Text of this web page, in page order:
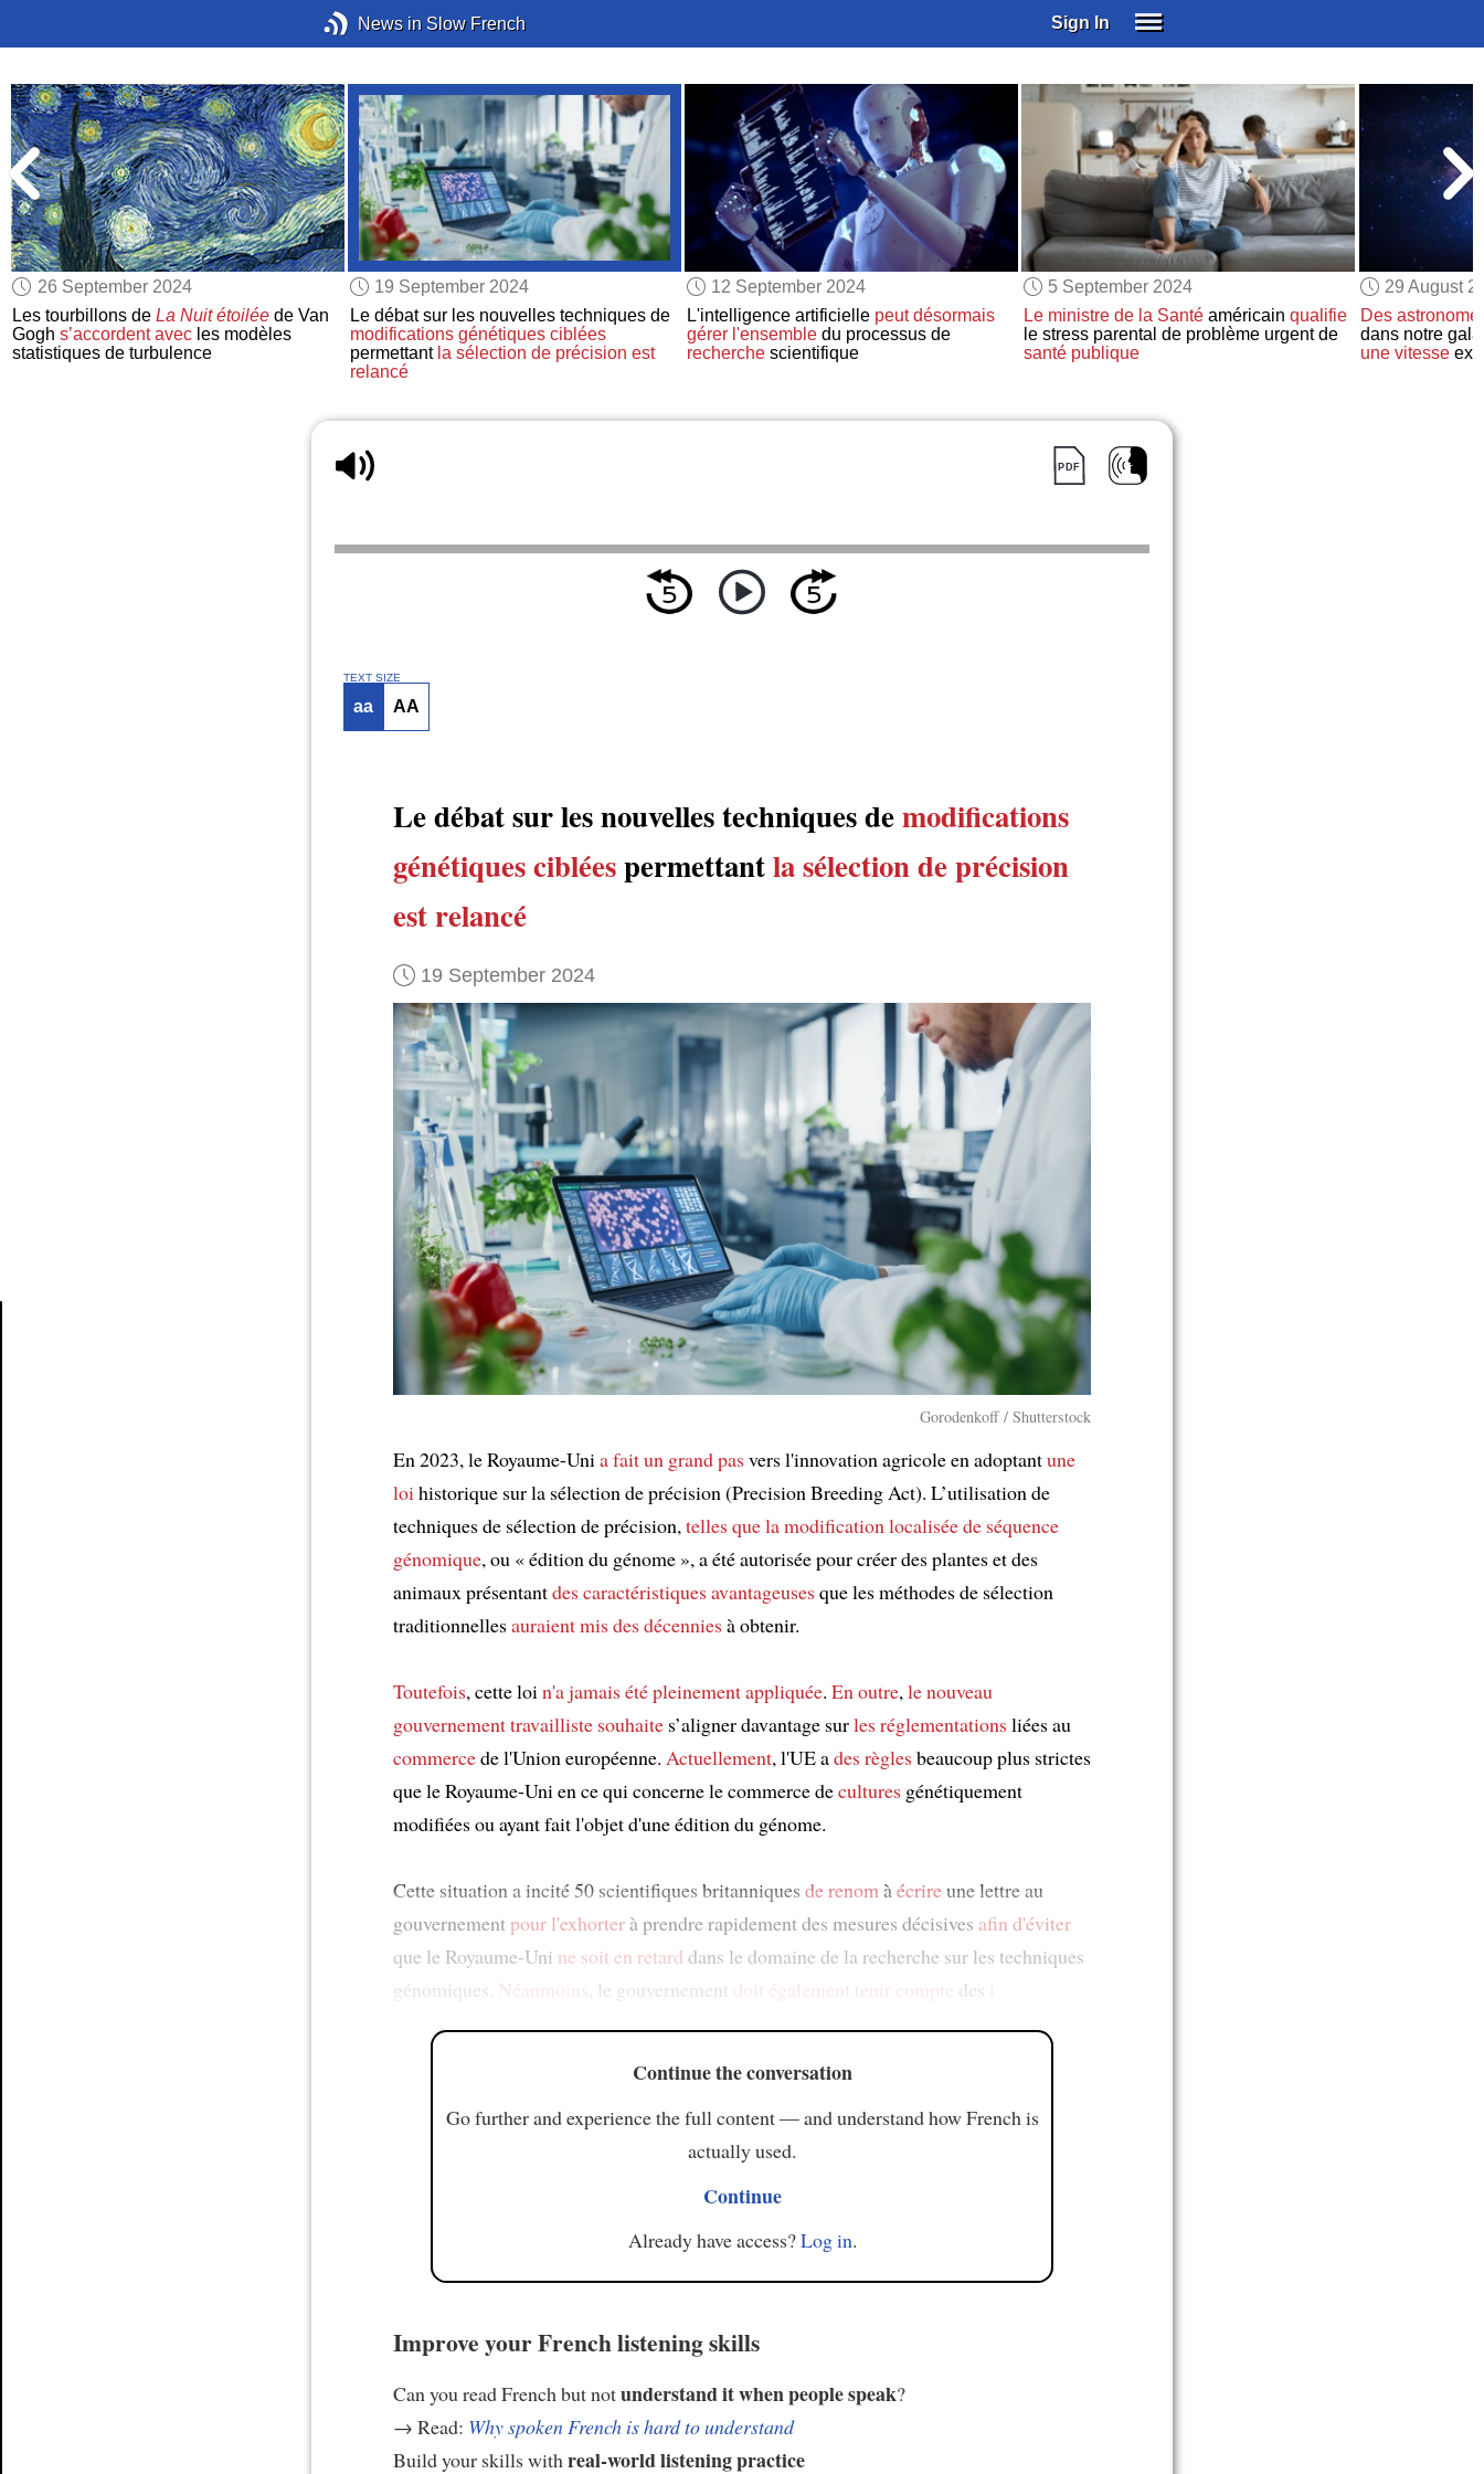
News in Slow French Sign In
SUBSCRIBE
EDUCATIONAL LICENSES
GIFT CARDS
OTHER LANGUAGES
ABOUT US
ALEXA
ADJUST COLORS
26 September 2024
Les tourbillons deLa Nuit étoilée de Van
Goghs’accordent avec les modèles
statistiques de turbulence
19 September 2024
Le débat sur les nouvelles techniques de
modifications génétiques ciblées
permettant la sélection de précision est
relancé
12 September 2024
L'intelligence artificielle peut désormais
gérer l'ensembledu processus de
recherchescientifique
5 September 2024
Le ministre de la Santéaméricain qualifie
le stress parental de problème urgent de
santé publique
29 August
Des
dans notre
une vitesse
TEXT SIZE
aa AA
Le débat sur les nouvelles techniques demodifications
génétiques cibléespermettantla sélection de précision
est relancé
19 September 2024
Gorodenkoff / Shutterstock
En 2023, le Royaume-Unia fait un grand pasvers l'innovation agricole en adoptantune
loihistorique sur la sélection de précision (Precision Breeding Act). L’utilisation de
techniques de sélection de précision,telles quela modification localisée de séquence
génomique, ou « édition du génome », a été autorisée pour créer des plantes et des
animaux présentantdes caractéristiques avantageusesque les méthodes de sélection
traditionnellesauraient misdes décenniesà obtenir.
Toutefois, cette loin'a jamais été pleinement appliquée. En outre,le nouveau
gouvernement travailliste souhaite s’aligner davantage surles réglementationsliées au
commercede l'Union européenne. Actuellement, l'UE ades règlesbeaucoup plus strictes
que le Royaume-Uni en ce qui concerne le commerce decultures génétiquement
modifiées ou ayant fait l'objet d'une édition du génome.
Cette situation a incité 50 scientifiques britanniques de renomàécrireune lettre au
gouvernement pour l'exhorterà prendre rapidement des mesures décisives afin d'éviter
que le Royaume-Uni ne soit en retard dans le domaine de la recherche sur les techniques
génomiques. Néanmoins , le gouvernement doit également tenir compte des i
Continue the conversation
Go further and experience the full content — and understand how French is
actually used.
Continue
Already have access?Log in.
Improve your French listening skills
Can you read French but notunderstand it when people speak?
→ Read: Why spoken French is hard to understand
Build your skills with real-world listening practice